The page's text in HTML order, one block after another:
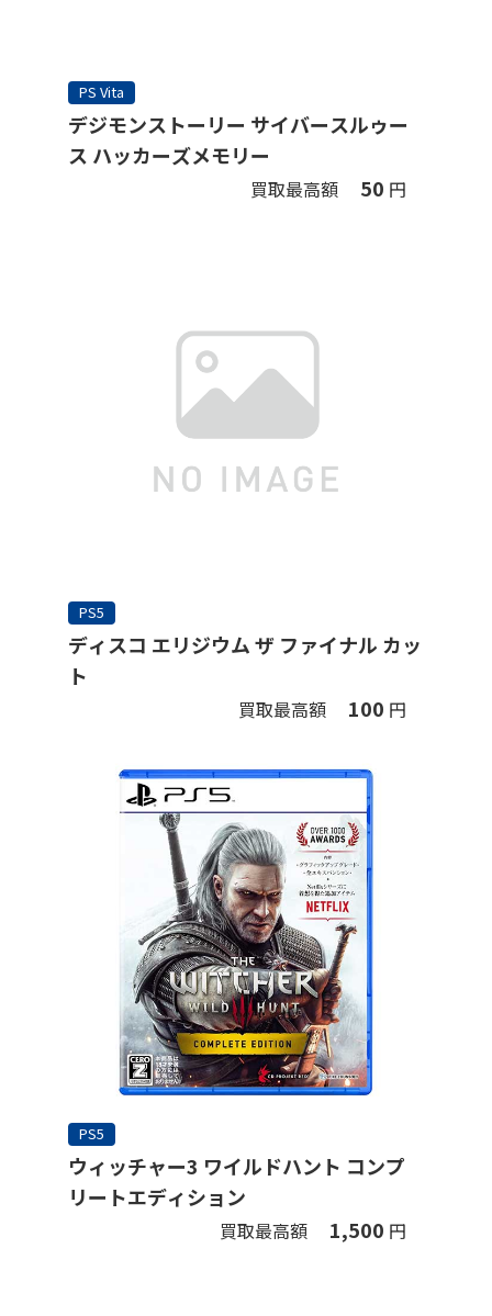
PS Vita
デジモンストーリー サイバースルゥー
ス ハッカーズメモリー
買取最高額 50 円
PS5
ディスコ エリジウム ザ ファイナル カッ
ト
買取最高額 100 円
PS5
ウィッチャー3 ワイルドハント コンプ
リートエディション
買取最高額 1,500 円